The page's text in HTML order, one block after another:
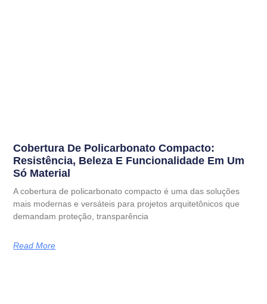
Cobertura De Policarbonato Compacto:
Resistência, Beleza E Funcionalidade Em Um
Só Material
A cobertura de policarbonato compacto é uma das soluções
mais modernas e versáteis para projetos arquitetônicos que
demandam proteção, transparência
Read More